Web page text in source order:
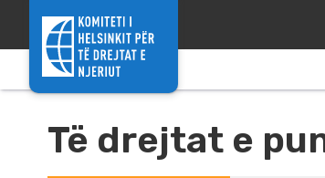
Të drejtat e